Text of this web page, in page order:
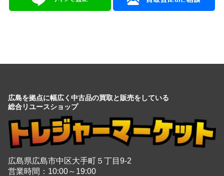
広島を拠点に幅広く中古品の買取と販売をしている
総合リユースショップ
広島県広島市中区大手町５丁目9-2
営業時間：10:00～19:00